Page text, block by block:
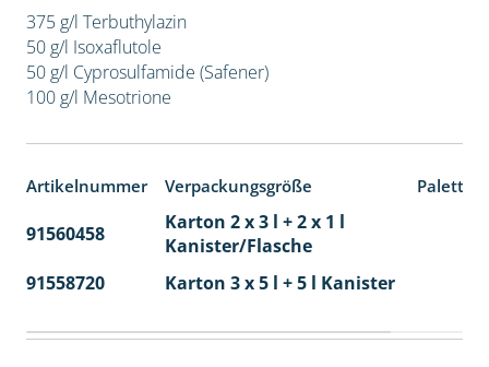
375 g/l Terbuthylazin
50 g/l Isoxaflutole
50 g/l Cyprosulfamide (Safener)
100 g/l Mesotrione
Artikelnummer Verpackungsgröße
91560458
Karton 2 x 3 l + 2 x 1 l
Kanister/Flasche
91558720 Karton 3 x 5 l + 5 l Kanister